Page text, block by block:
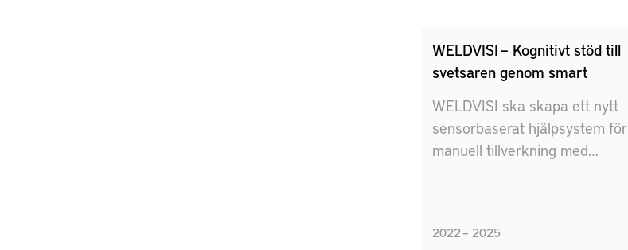
WELDVISI – Kognitivt stöd till
svetsaren genom smart
WELDVISI ska skapa ett nytt
sensorbaserat hjälpsystem för
manuell tillverkning med
2022 – 2025